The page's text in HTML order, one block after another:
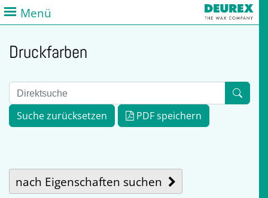
Menü
Druckfarben
Suche zurücksetzen PDF speichern
nach Eigenschaften suchen